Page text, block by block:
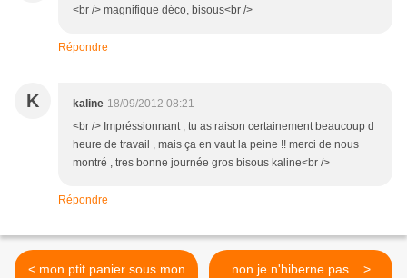
<br /> magnifique déco, bisous<br />
Répondre
K kaline 18/09/2012 08:21
<br /> Impréssionnant , tu as raison certainement beaucoup d
heure de travail , mais ça en vaut la peine !! merci de nous
montré , tres bonne journée gros bisous kaline<br />
Répondre
< mon ptit panier sous mon
non je n'hiberne pas... >